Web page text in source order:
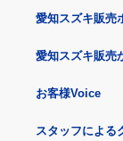
愛知スズキ販売
愛知スズキ販売
お客様Voice
スタッフによる